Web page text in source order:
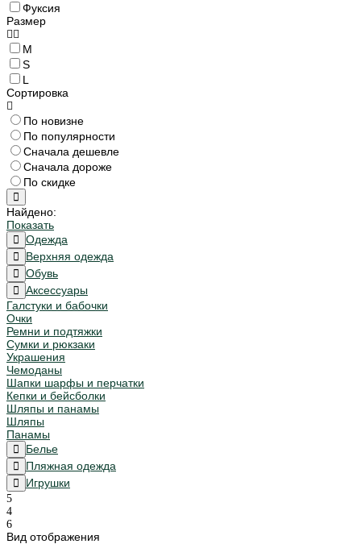
Фуксия
Размер
M
S
L
Сортировка
По новизне
По популярности
Сначала дешевле
Сначала дороже
По скидке
Найдено:
Показать
Одежда
Верхняя одежда
Обувь
Аксессуары
Галстуки и бабочки
Очки
Ремни и подтяжки
Сумки и рюкзаки
Украшения
Чемоданы
Шапки шарфы и перчатки
Кепки и бейсболки
Шляпы и панамы
Шляпы
Панамы
Белье
Пляжная одежда
Игрушки
Вид отображения